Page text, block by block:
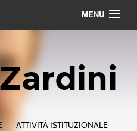
MENU
ATTIVITÀ ISTITUZIONALE